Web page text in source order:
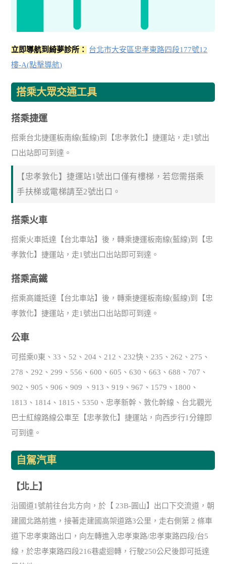
立即導航到綺夢診所：
台北市大安區忠孝東路四段177號12
樓-A(點擊導航)
搭乘大眾交通工具
搭乘捷運
搭乘台北捷運板南線(藍線)到【忠孝敦化】捷運站，走1號出
口出站即可到達。
【忠孝敦化】捷運站1號出口僅有樓梯，若您需搭乘
手扶梯或電梯請至2號出口。
搭乘火車
搭乘火車抵達【台北車站】後，轉乘捷運板南線(藍線)到【忠
孝敦化】捷運站，走1號出口出站即可到達。
搭乘高鐵
搭乘高鐵抵達【台北車站】後，轉乘捷運板南線(藍線)到【忠
孝敦化】捷運站，走1號出口出站即可到達。
公車
可搭乘0東、33、52、204、212、232快、235、262、275、
278、292、299、556、600、605、630、663、688、707、
902、905、906、909 、913、919、967、1579、1800、
1813、1814、1815、5350、忠孝新幹、敦化幹線、台北觀光
巴士紅線路線公車至【忠孝敦化】捷運站，向西步行1分鐘即
可到達。
自駕汽車
【北上】
沿國道1號前往台北方向，於【 23B-圓山】出口下交流道，朝
建國北路前進，接著走建國高架道路3公里，走右側第 2 條車
道下忠孝東路出口，向左轉進入忠孝東路/忠孝東路四段/台5
線，於忠孝東路四段216巷處迴轉，行駛250公尺後即可抵達